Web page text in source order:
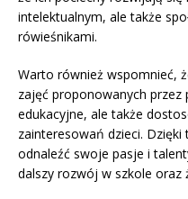
intelektualnym, ale także
rówieśnikami.
Warto również wspomnieć,
zajęć proponowanych
edukacyjne, ale także
zainteresowań dzieci.
odnaleźć swoje pasje i
dalszy rozwój w szkole oraz